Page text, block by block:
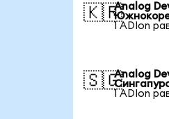
🇰🇷Analog
1 ADIon
🇸🇬Analog
1 ADIon